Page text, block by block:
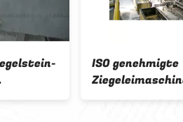
ISO genehmigte